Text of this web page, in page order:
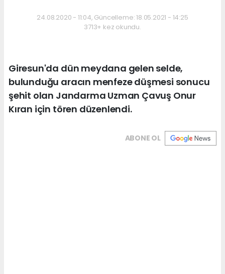
24.08.2020 - 11:04, Güncelleme: 18.05.2021 - 14:25
3713+ kez okundu.
Giresun'da dün meydana gelen selde,
bulunduğu aracın menfeze düşmesi sonucu
şehit olan Jandarma Uzman Çavuş Onur
Kıran için tören düzenlendi.
ABONE OL